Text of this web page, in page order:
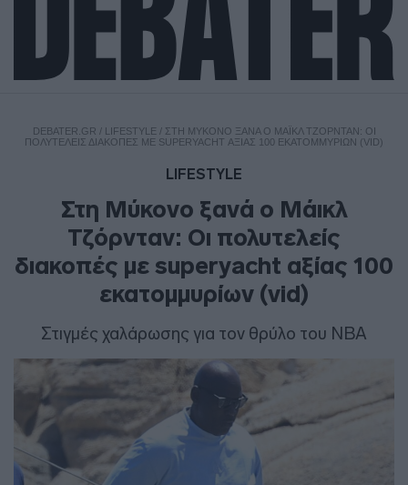
DEBATER.GR / LIFESTYLE / ΣΤΗ ΜΎΚΟΝΟ ΞΑΝΆ Ο ΜΆΙΚΛ ΤΖΌΡΝΤΑΝ: ΟΙ
ΠΟΛΥΤΕΛΕΊΣ ΔΙΑΚΟΠΈΣ ΜΕ SUPERYACHT ΑΞΊΑΣ 100 ΕΚΑΤΟΜΜΥΡΊΩΝ (VID)
LIFESTYLE
Στη Μύκονο ξανά ο Μάικλ
Τζόρνταν: Οι πολυτελείς
διακοπές με superyacht αξίας 100
εκατομμυρίων (vid)
Στιγμές χαλάρωσης για τον θρύλο του NBA